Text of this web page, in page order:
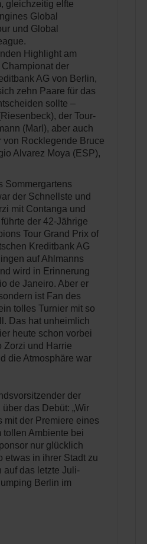
gleichzeitig elfte
Global
und Global
Highlight am
der
AG von Berlin,
zehn Paare für das
sollte –
der Tour-
(Marl), aber auch
von Rocklegende Bruce
Alvarez Moya (ESP),
Sommergartens
der Schnellste und
mit Contanga und
der 42-Jährige
Tour Grand Prix of
Kreditbank AG
auf Ahlmanns
wird in Erinnerung
de Janeiro. Aber er
ist Fan des
tolles Turnier mit so
Das hat unheimlich
heute schon vorbei
Zorzi und Harrie
die Atmosphäre war
der
das Debüt: „Wir
mit der Premiere eines
tollen Ambiente bei
nur glücklich
etwas in ihrer Stadt zu
auf das letzte Juli-
Berlin im